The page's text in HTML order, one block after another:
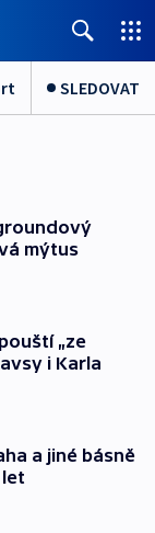
SLEDOVAT
mýtus
„ze
i Karla
a jiné básně
let